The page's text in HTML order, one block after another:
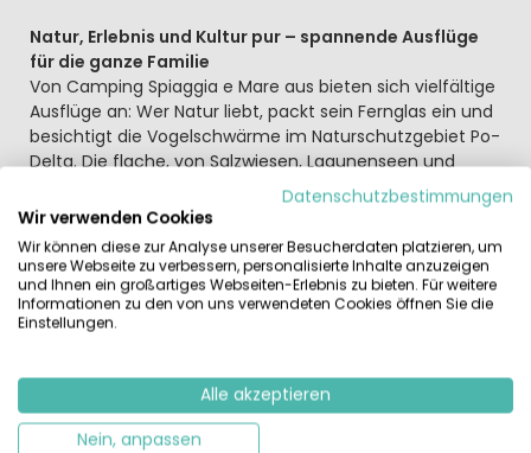
Natur, Erlebnis und Kultur pur – spannende Ausflüge
für die ganze Familie
Von Camping Spiaggia e Mare aus bieten sich vielfältige
Ausflüge an: Wer Natur liebt, packt sein Fernglas ein und
besichtigt die Vogelschwärme im Naturschutzgebiet Po-
Delta. Die flache, von Salzwiesen, Lagunenseen und
idyllischen Kanälen geprägte Landschaft erkunden Sie
am besten per Radtour oder mit dem Ausflugsboot. Bei
einem Stadtbummel durch die Altstädte von Ferrara und
Bologna oder durch die historischen Arkaden von
Ravenna erleben Sie italienisches Flair und Geschichte
pur. Besichtigen Sie die kunstvollen, jahrhundertealten
Mosaiken in Ravenna, und kombinieren Sie diesen
größten Freizeitparks Italiens werden Kinder aller
Altersgruppen die passenden Karussells und
Achterbahnen finden!
Datenschutzbestimmungen
Wir verwenden Cookies
Wir können diese zur Analyse unserer Besucherdaten platzieren, um
unsere Webseite zu verbessern, personalisierte Inhalte anzuzeigen
und Ihnen ein großartiges Webseiten-Erlebnis zu bieten. Für weitere
Informationen zu den von uns verwendeten Cookies öffnen Sie die
Einstellungen.
Alle akzeptieren
Nein, anpassen